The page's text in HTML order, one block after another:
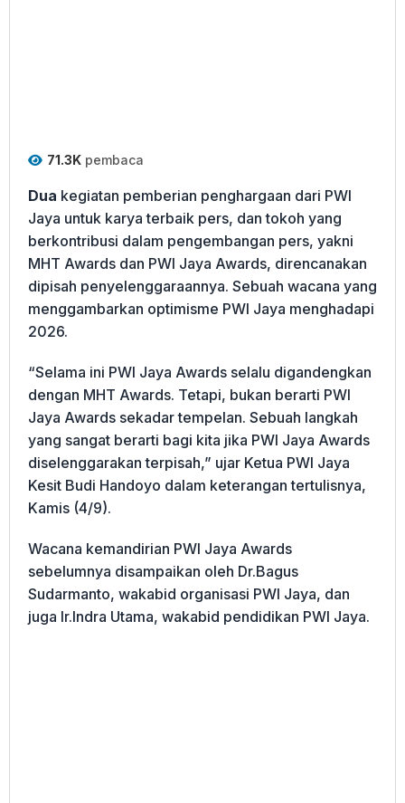
71.3K pembaca
Dua kegiatan pemberian penghargaan dari PWI
Jaya untuk karya terbaik pers, dan tokoh yang
berkontribusi dalam pengembangan pers, yakni
MHT Awards dan PWI Jaya Awards, direncanakan
dipisah penyelenggaraannya. Sebuah wacana yang
menggambarkan optimisme PWI Jaya menghadapi
2026.
“Selama ini PWI Jaya Awards selalu digandengkan
dengan MHT Awards. Tetapi, bukan berarti PWI
Jaya Awards sekadar tempelan. Sebuah langkah
yang sangat berarti bagi kita jika PWI Jaya Awards
diselenggarakan terpisah,” ujar Ketua PWI Jaya
Kesit Budi Handoyo dalam keterangan tertulisnya,
Kamis (4/9).
Wacana kemandirian PWI Jaya Awards
sebelumnya disampaikan oleh Dr.Bagus
Sudarmanto, wakabid organisasi PWI Jaya, dan
juga Ir.Indra Utama, wakabid pendidikan PWI Jaya.